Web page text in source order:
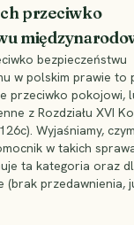
przeciwko
bezpieczeństwu
w polskim prawie to
przeciwko pokojowi,
z Rozdziału XVI
Wyjaśniamy,
w takich
ta kategoria oraz
(brak przedawnienia,